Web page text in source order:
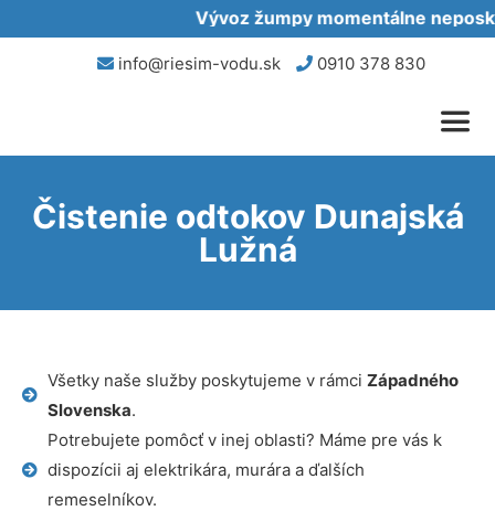
Vývoz žumpy momentálne
info@riesim-vodu.sk 0910 378 830
Čistenie odtokov Dunajská
Lužná
Všetky naše služby poskytujeme v rámci Západného
Slovenska.
Potrebujete pomôcť v inej oblasti? Máme pre vás k
dispozícii aj elektrikára, murára a ďalších
remeselníkov.